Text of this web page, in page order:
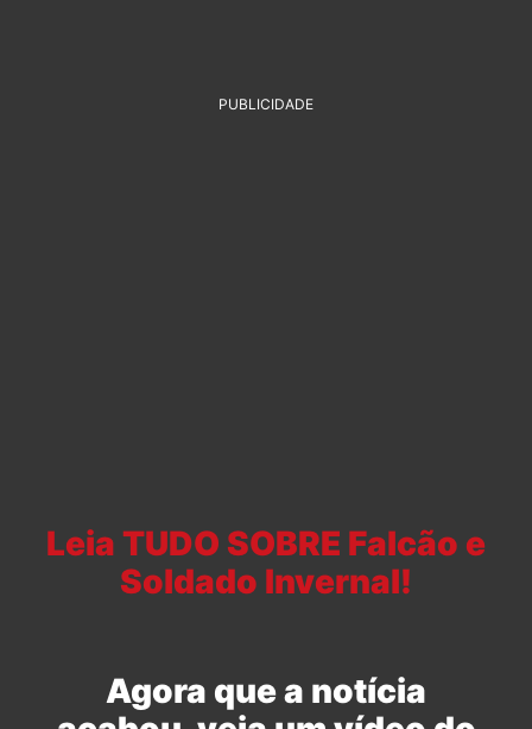
PUBLICIDADE
Leia TUDO SOBRE Falcão e
Soldado Invernal!
Agora que a notícia